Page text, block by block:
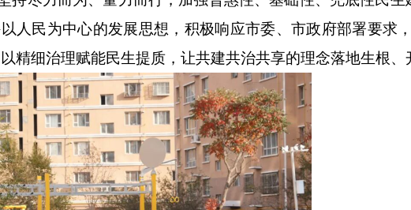
人民为中心的发展思想，积极响应市委、市政府部署要求
精细治理赋能民生提质，让共建共治共享的理念落地生根、